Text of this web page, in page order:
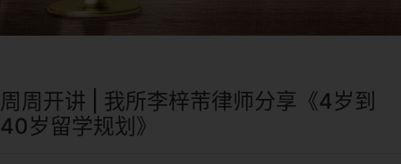
周周开讲 | 我所李梓芾律师分享《4岁到
40岁留学规划》